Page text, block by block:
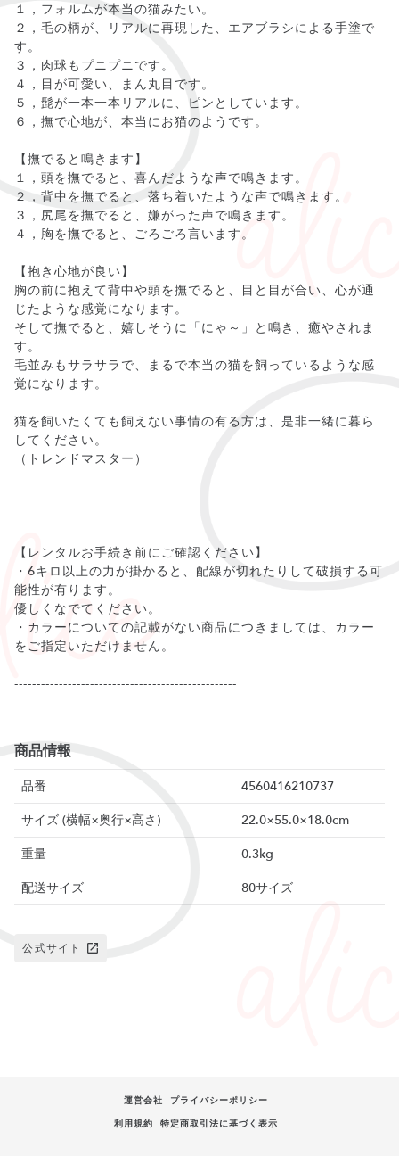
１，フォルムが本当の猫みたい。
２，毛の柄が、リアルに再現した、エアブラシによる手塗で
す。
３，肉球もプニプニです。
４，目が可愛い、まん丸目です。
５，髭が一本一本リアルに、ピンとしています。
６，撫で心地が、本当にお猫のようです。
【撫でると鳴きます】
１，頭を撫でると、喜んだような声で鳴きます。
２，背中を撫でると、落ち着いたような声で鳴きます。
３，尻尾を撫でると、嫌がった声で鳴きます。
４，胸を撫でると、ごろごろ言います。
【抱き心地が良い】
胸の前に抱えて背中や頭を撫でると、目と目が合い、心が通
じたような感覚になります。
そして撫でると、嬉しそうに「にゃ～」と鳴き、癒やされま
す。
毛並みもサラサラで、まるで本当の猫を飼っているような感
覚になります。
猫を飼いたくても飼えない事情の有る方は、是非一緒に暮ら
してください。
（トレンドマスター）
--------------------------------------------------
【レンタルお手続き前にご確認ください】
・6キロ以上の力が掛かると、配線が切れたりして破損する可
能性が有ります。
優しくなでてください。
・カラーについての記載がない商品につきましては、カラー
をご指定いただけません。
--------------------------------------------------
商品情報
品番
4560416210737
サイズ (横幅×奥行×高さ)
22.0×55.0×18.0cm
重量
0.3kg
配送サイズ
80サイズ
公式サイト
運営会社
プライバシーポリシー
利用規約
特定商取引法に基づく表示